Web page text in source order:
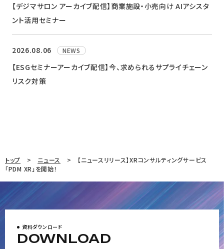
【デジマサロン アーカイブ配信】商業施設・小売向け AIアシスタ
ント活用セミナー
2026.08.06 NEWS
【ESGセミナーアーカイブ配信】今、求められるサプライチェーン
リスク対策
トップ ニュース
【ニュースリリース】XRコンサルティングサービス
「PDM XR」を開始！
資料ダウンロード
DOWNLOAD